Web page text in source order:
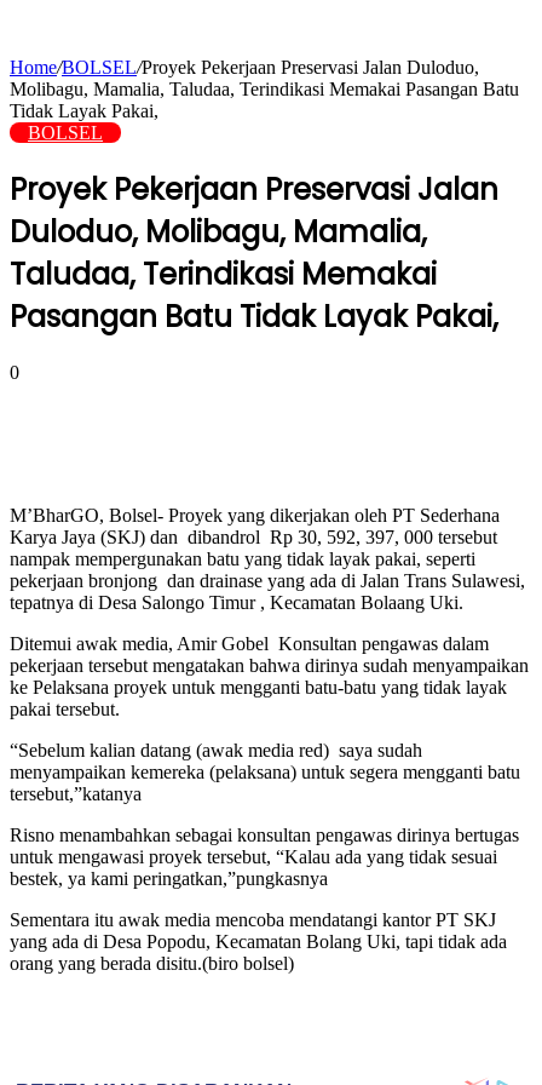
Home/BOLSEL/Proyek Pekerjaan Preservasi Jalan Duloduo,
Molibagu, Mamalia, Taludaa, Terindikasi Memakai Pasangan Batu
Tidak Layak Pakai,
BOLSEL
Proyek Pekerjaan Preservasi Jalan
Duloduo, Molibagu, Mamalia,
Taludaa, Terindikasi Memakai
Pasangan Batu Tidak Layak Pakai,
0
M’BharGO, Bolsel- Proyek yang dikerjakan oleh PT Sederhana
Karya Jaya (SKJ) dan dibandrol Rp 30, 592, 397, 000 tersebut
nampak mempergunakan batu yang tidak layak pakai, seperti
pekerjaan bronjong dan drainase yang ada di Jalan Trans Sulawesi,
tepatnya di Desa Salongo Timur , Kecamatan Bolaang Uki.
Ditemui awak media, Amir Gobel Konsultan pengawas dalam
pekerjaan tersebut mengatakan bahwa dirinya sudah menyampaikan
ke Pelaksana proyek untuk mengganti batu-batu yang tidak layak
pakai tersebut.
“Sebelum kalian datang (awak media red) saya sudah
menyampaikan kemereka (pelaksana) untuk segera mengganti batu
tersebut,”katanya
Risno menambahkan sebagai konsultan pengawas dirinya bertugas
untuk mengawasi proyek tersebut, “Kalau ada yang tidak sesuai
bestek, ya kami peringatkan,”pungkasnya
Sementara itu awak media mencoba mendatangi kantor PT SKJ
yang ada di Desa Popodu, Kecamatan Bolang Uki, tapi tidak ada
orang yang berada disitu.(biro bolsel)